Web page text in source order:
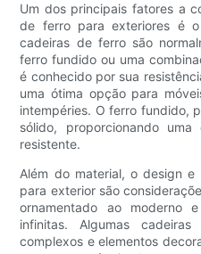
Um dos principais fatores a
de ferro para exteriores é
cadeiras de ferro são
ferro fundido ou uma
é conhecido por sua
uma ótima opção para
intempéries. O ferro fundido,
sólido, proporcionando
resistente.
Além do material, o design
para exterior são
ornamentado ao moderno
infinitas. Algumas
complexos e elementos